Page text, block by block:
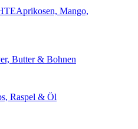
Aprikosen, Mango,
Butter & Bohnen
Raspel & Öl